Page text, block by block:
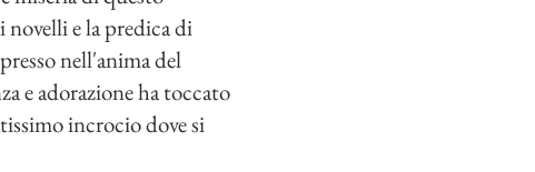
novelli e la predica di
nell'anima del
e adorazione ha toccato
incrocio dove si